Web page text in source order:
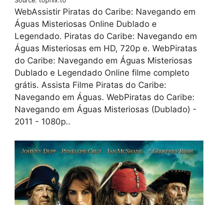
WebAssistir Piratas do Caribe: Navegando em
Águas Misteriosas Online Dublado e
Legendado. Piratas do Caribe: Navegando em
Águas Misteriosas em HD, 720p e. WebPiratas
do Caribe: Navegando em Águas Misteriosas
Dublado e Legendado Online filme completo
grátis. Assista Filme Piratas do Caribe:
Navegando em Águas. WebPiratas do Caribe:
Navegando em Águas Misteriosas (Dublado) -
2011 - 1080p..